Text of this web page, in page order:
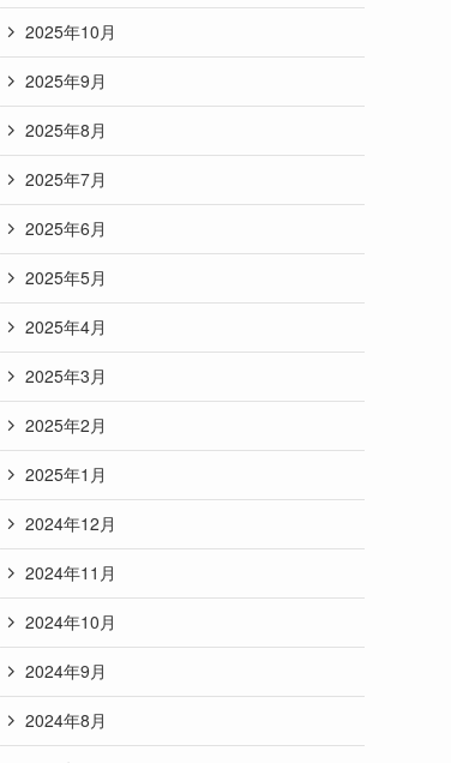
2025年10月
2025年9月
2025年8月
2025年7月
2025年6月
2025年5月
2025年4月
2025年3月
2025年2月
2025年1月
2024年12月
2024年11月
2024年10月
2024年9月
2024年8月